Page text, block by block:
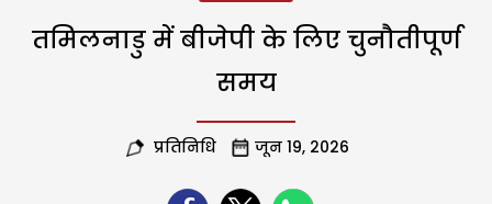
तमिलनाडु में बीजेपी के लिए चुनौतीपूर्ण
समय
प्रतिनिधि जून 19, 2026